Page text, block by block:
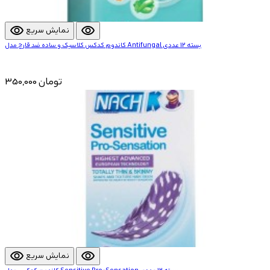
visibility نمایش سریع visibility
کاندوم کدکس کلاسیک و ساده ضد قارچ مدل Antifungal بسته 12 عددی
350,000 تومان
visibility نمایش سریع visibility